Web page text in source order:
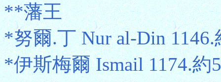
**藩王
*努爾.丁 Nur al-Din 1146.
*伊斯梅爾 Ismail 1174.約